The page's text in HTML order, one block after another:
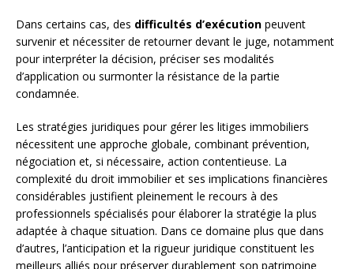
Dans certains cas, des difficultés d’exécution peuvent
survenir et nécessiter de retourner devant le juge, notamment
pour interpréter la décision, préciser ses modalités
d’application ou surmonter la résistance de la partie
condamnée.
Les stratégies juridiques pour gérer les litiges immobiliers
nécessitent une approche globale, combinant prévention,
négociation et, si nécessaire, action contentieuse. La
complexité du droit immobilier et ses implications financières
considérables justifient pleinement le recours à des
professionnels spécialisés pour élaborer la stratégie la plus
adaptée à chaque situation. Dans ce domaine plus que dans
d’autres, l’anticipation et la rigueur juridique constituent les
meilleurs alliés pour préserver durablement son patrimoine